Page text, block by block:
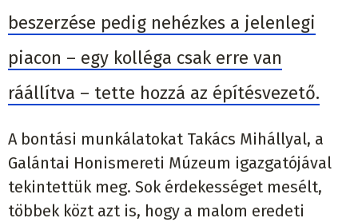
beszerzése pedig nehézkes a jelenlegi
piacon – egy kolléga csak erre van
ráállítva – tette hozzá az építésvezető.
A bontási munkálatokat Takács Mihállyal, a
Galántai Honismereti Múzeum igazgatójával
tekintettük meg. Sok érdekességet mesélt,
többek közt azt is, hogy a malom eredeti